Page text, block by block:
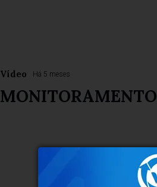
Vídeo Há 5 meses
MONITORAMENTO